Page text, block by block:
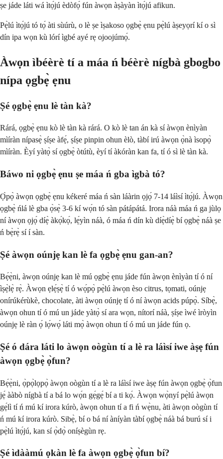
ṣe jáde láti wá ìtọ́jú èdòfọ́ fún àwọn àṣàyàn ìtọ́jú afikun.
Pẹ̀lú ìtọ́jú tó tọ́ àti sùúrù, o lè ṣe ìṣakoso ọgbẹ̀ ẹnu pẹ̀lú àṣeyọrí kí o sì
dín ipa wọn kù lórí ìgbé ayé rẹ ojoojúmọ́.
Àwọn ìbéèrè tí a máa ń béèrè nígbà gbogbo
nípa ọgbẹ̀ ẹnu
Ṣé ọgbẹ̀ ẹnu lè tàn kà?
Rárá, ọgbẹ̀ ẹnu kò lè tàn kà rárá. O kò lè tan án kà sí àwọn ènìyàn
mìíràn nípasẹ̀ ṣíṣe àfẹ́, ṣíṣe pinpin ohun èlò, tàbí irú àwọn ọ̀nà ìsopọ̀
mìíràn. Èyí yàtọ̀ sí ọgbẹ̀ òtútù, èyí tí àkóràn kan fa, tí ó sì lè tàn kà.
Báwo ni ọgbẹ̀ ẹnu ṣe máa ń gba ìgbà tó?
Ọ̀pọ̀ àwọn ọgbẹ̀ ẹnu kékeré máa ń sàn láàrin ọjọ́ 7-14 láìsí ìtọ́jú. Àwọn
ọgbẹ̀ ńlá lè gba ọ̀sẹ̀ 3-6 kí wọ́n tó sàn pátápátá. Irora náà máa ń ga jùlọ
ní àwọn ọjọ́ díẹ̀ àkọ́kọ́, lẹ́yìn náà, ó máa ń dín kù díẹ̀díẹ̀ bí ọgbẹ̀ náà ṣe
ń bẹ̀rẹ̀ sí í sàn.
Ṣé àwọn oúnjẹ kan lè fa ọgbẹ̀ ẹnu gan-an?
Bẹ́ẹ̀ni, àwọn oúnjẹ kan lè mú ọgbẹ̀ ẹnu jáde fún àwọn ènìyàn tí ó ní
ìṣẹ̀lẹ̀ rẹ̀. Àwọn ẹlẹ́ṣẹ̀ tí ó wọ́pọ̀ pẹ̀lú àwọn èso citrus, tọmati, oúnjẹ
onírúkérùkè, chocolate, àti àwọn oúnjẹ tí ó ní àwọn acids púpọ̀. Síbẹ̀,
àwọn ohun tí ó mú un jáde yàtọ̀ sí ara wọn, nítorí náà, ṣíṣe ìwé ìròyìn
oúnjẹ lè ràn ọ́ lọ́wọ́ láti mọ̀ àwọn ohun tí ó mú un jáde fún ọ.
Ṣé ó dára láti lo àwọn oògùn tí a lè ra láìsí iwe àṣẹ fún
àwọn ọgbẹ̀ ọ̀fun?
Bẹ́ẹ̀ni, ọ̀pọ̀lọpọ̀ àwọn oògùn tí a lè ra láìsí iwe àṣẹ fún àwọn ọgbẹ̀ ọ̀fun
jẹ́ ààbò nígbà tí a bá lo wọ́n gẹ́gẹ́ bí a ti kọ́. Àwọn wọ̀nyí pẹ̀lú àwọn
gẹ́lì tí ń mú kí irora kúrò, àwọn ohun tí a fi ń wẹ̀nu, àti àwọn oògùn tí
ń mú kí irora kúrò. Sibẹ̀, bí o bá ní àníyàn tàbí ọgbẹ̀ náà bá burú sí i
pẹ̀lú ìtọ́jú, kan sí ọ̀dọ̀ oníṣègùn rẹ.
Ṣé ìdààmú ọkàn lè fa àwọn ọgbẹ̀ ọ̀fun bí?